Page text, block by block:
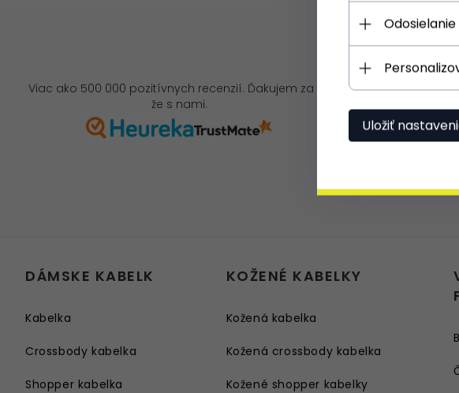
Viac ako 500 000 pozitívnych recenzií. Ďakujem za to,
že s nami.
DÁMSKE KABELK
Kabelka
Crossbody kabelka
Shopper kabelka
KOŽENÉ KABELKY
Kožená kabelka
Kožená crossbody kabelka
Kožené shopper kabelky
Uložiť